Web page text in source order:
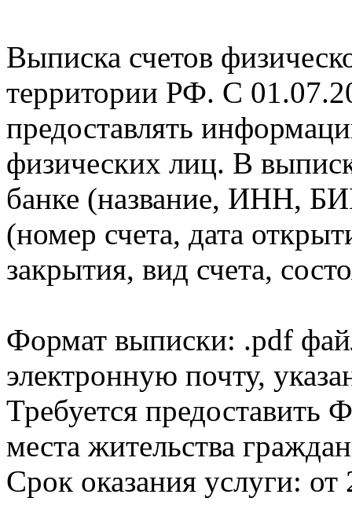
Выписка счетов
территории РФ. С
предоставлять
физических лиц. В
банке (название, ИНН,
(номер счета, дата
закрытия, вид счета,
Формат выписки: .pdf
электронную почту,
Требуется
места жительства
Срок оказания услуги: от